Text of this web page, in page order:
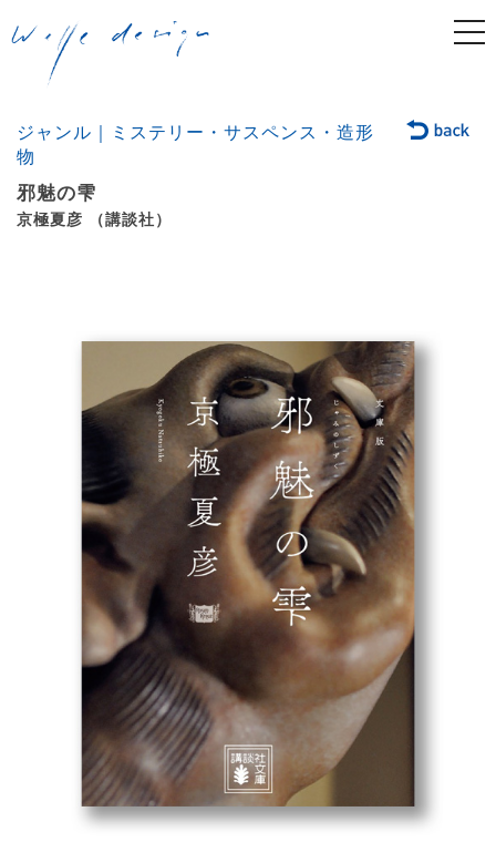
ジャンル｜ミステリー・サスペンス・造形
物
邪魅の雫
京極夏彦 （講談社）